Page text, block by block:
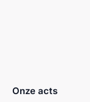
Onze acts